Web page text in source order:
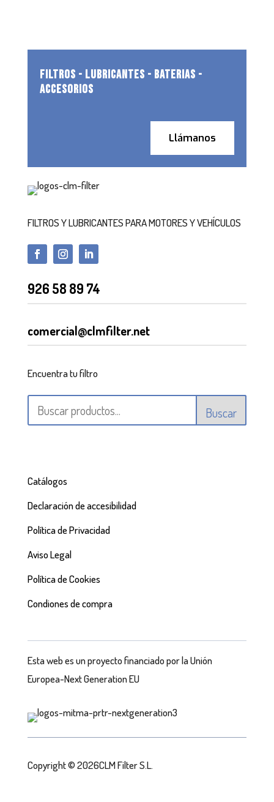
FILTROS - LUBRICANTES - BATERIAS -
ACCESORIOS
Llámanos
FILTROS Y LUBRICANTES PARA MOTORES Y VEHÍCULOS
926 58 89 74
comercial@clmfilter.net
Encuentra tu filtro
Buscar
Catálogos
Declaración de accesibilidad
Política de Privacidad
Aviso Legal
Política de Cookies
Condiones de compra
Esta web es un proyecto financiado por la Unión
Europea-Next Generation EU
Copyright © 2026CLM Filter S.L.